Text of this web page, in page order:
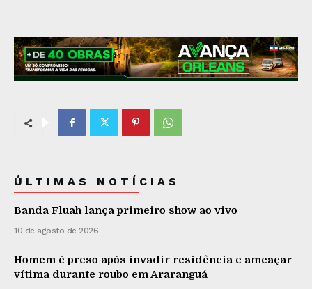
ÚLTIMAS NOTÍCIAS
Banda Fluah lança primeiro show ao vivo
10 de agosto de 2026
Homem é preso após invadir residência e ameaçar
vítima durante roubo em Araranguá